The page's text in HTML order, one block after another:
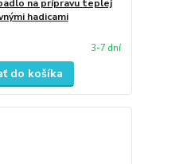
na prípravu teplej
hadicami
3-7 dní
do košíka